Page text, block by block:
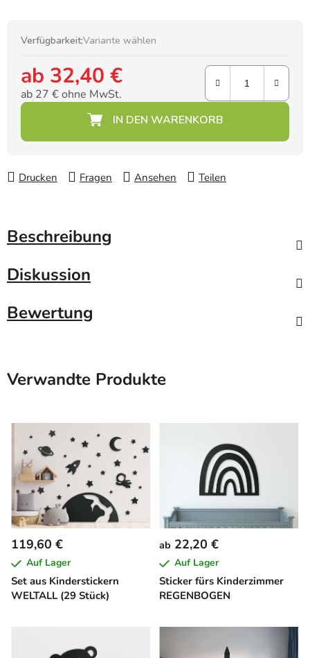
Verfügbarkeit:Variante wählen
ab 32,40 €
ab 27 €ohne MwSt.
Drucken Fragen Ansehen Teilen
Beschreibung
Diskussion
Bewertung
Verwandte Produkte
Set aus Kinderstickern
WELTALL (29 Stück)
119,60 €
Auf Lager
Sticker fürs Kinderzimmer
REGENBOGEN
ab 22,20 €
Auf Lager